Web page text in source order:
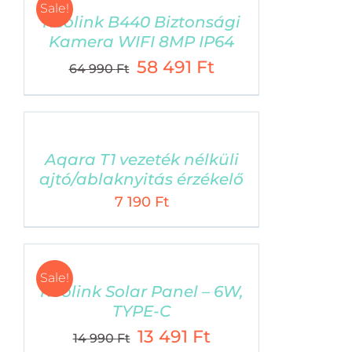
Sale!
Reolink B440 Biztonsági
Kamera WIFI 8MP IP64
64 990Ft Original
990 Ft.
58 491 FtCurrent
491 Ft.
Aqara T1 vezeték nélküli
ajtó/ablaknyitás érzékelő
7 190 Ft
Sale!
Reolink Solar Panel – 6W,
TYPE-C
14 990Ft Original
13 491 FtCurrent
Nuki okoszárak
Shelly okosotthon termékek
Szállítási feltételek
Adatvédelmi tájékoztató
Általános Szerződési Feltételek
Elállási nyilatkozat (kattintásra letöltődik)